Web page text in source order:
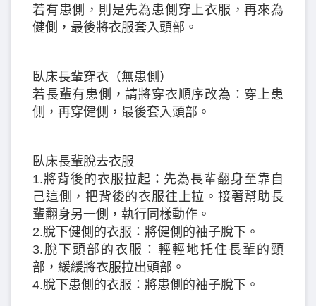
若有患側，則是先為患側穿上衣服，再來為
健側，最後將衣服套入頭部。
臥床長輩穿衣（無患側）
若長輩有患側，請將穿衣順序改為：穿上患
側，再穿健側，最後套入頭部。
臥床長輩脫去衣服
1.將背後的衣服拉起：先為長輩翻身至靠自
己這側，把背後的衣服往上拉。接著幫助長
輩翻身另一側，執行同樣動作。
2.脫下健側的衣服：將健側的袖子脫下。
3.脫下頭部的衣服：輕輕地托住長輩的頸
部，緩緩將衣服拉出頭部。
4.脫下患側的衣服：將患側的袖子脫下。